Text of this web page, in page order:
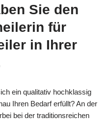
Sie den
für
in Ihrer
ein qualitativ hochklassig
Ihren Bedarf erfüllt? An der
bei der traditionsreichen